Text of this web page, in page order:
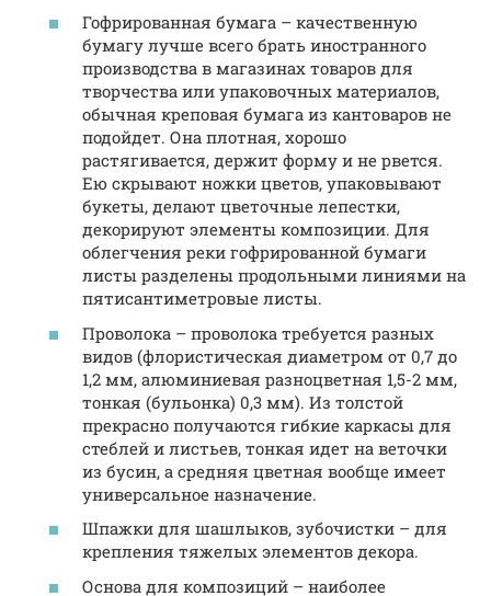
Гофрированная бумага – качественную
бумагу лучше всего брать иностранного
производства в магазинах товаров для
творчества или упаковочных материалов,
обычная креповая бумага из кантоваров не
подойдет. Она плотная, хорошо
растягивается, держит форму и не рвется.
Ею скрывают ножки цветов, упаковывают
букеты, делают цветочные лепестки,
декорируют элементы композиции. Для
облегчения реки гофрированной бумаги
листы разделены продольными линиями на
пятисантиметровые листы.
Проволока – проволока требуется разных
видов (флористическая диаметром от 0,7 до
1,2 мм, алюминиевая разноцветная 1,5-2 мм,
тонкая (бульонка) 0,3 мм). Из толстой
прекрасно получаются гибкие каркасы для
стеблей и листьев, тонкая идет на веточки
из бусин, а средняя цветная вообще имеет
универсальное назначение.
Шпажки для шашлыков, зубочистки – для
крепления тяжелых элементов декора.
Основа для композиций – наиболее